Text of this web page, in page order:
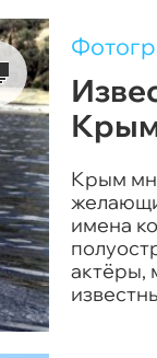
Крым
имена
актёры,